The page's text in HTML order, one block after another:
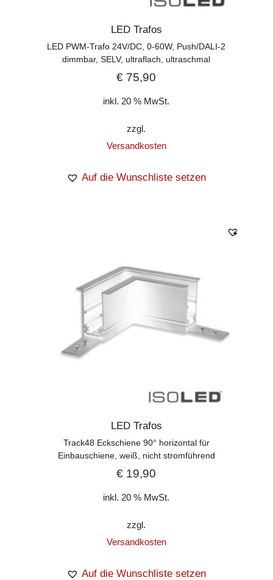
LED Trafos
LED PWM-Trafo 24V/DC, 0-60W, Push/DALI-2
dimmbar, SELV, ultraflach, ultraschmal
€ 75,90
inkl. 20 % MwSt.
zzgl.
Versandkosten
Auf die Wunschliste setzen
LED Trafos
Track48 Eckschiene 90° horizontal für
Einbauschiene, weiß, nicht stromführend
€ 19,90
inkl. 20 % MwSt.
zzgl.
Versandkosten
Auf die Wunschliste setzen